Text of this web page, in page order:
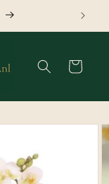
Winkelwagen